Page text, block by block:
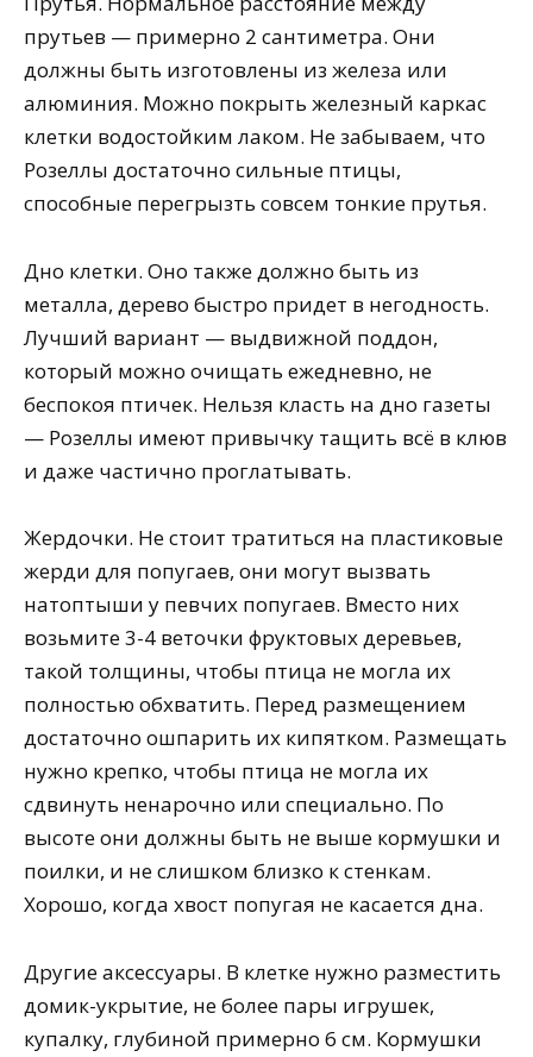
прутьев — примерно 2 сантиметра. Они
должны быть изготовлены из железа или
алюминия. Можно покрыть железный каркас
клетки водостойким лаком. Не забываем, что
Розеллы достаточно сильные птицы,
способные перегрызть совсем тонкие прутья.
Дно клетки. Оно также должно быть из
металла, дерево быстро придет в негодность.
Лучший вариант — выдвижной поддон,
который можно очищать ежедневно, не
беспокоя птичек. Нельзя класть на дно газеты
— Розеллы имеют привычку тащить всё в клюв
и даже частично проглатывать.
Жердочки. Не стоит тратиться на пластиковые
жерди для попугаев, они могут вызвать
натоптыши у певчих попугаев. Вместо них
возьмите 3-4 веточки фруктовых деревьев,
такой толщины, чтобы птица не могла их
полностью обхватить. Перед размещением
достаточно ошпарить их кипятком. Размещать
нужно крепко, чтобы птица не могла их
сдвинуть ненарочно или специально. По
высоте они должны быть не выше кормушки и
поилки, и не слишком близко к стенкам.
Хорошо, когда хвост попугая не касается дна.
Другие аксессуары. В клетке нужно разместить
домик-укрытие, не более пары игрушек,
купалку, глубиной примерно 6 см. Кормушки